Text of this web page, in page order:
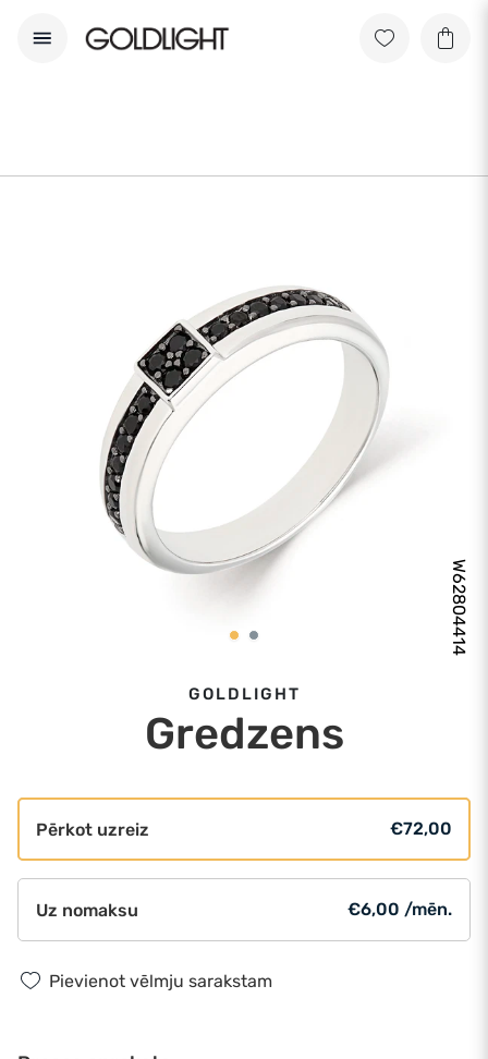
W62804414
GOLDLIGHT
Gredzens
Pērkot uzreiz €72,00
Uz nomaksu €6,00 /mēn.
Pievienot vēlmju sarakstam